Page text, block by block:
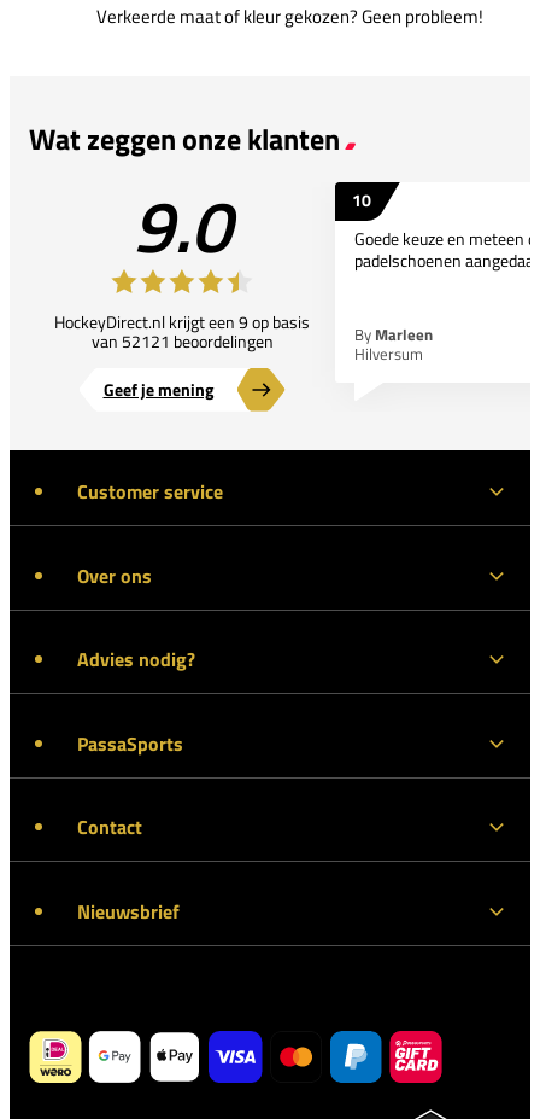
Verkeerde maat of kleur gekozen? Geen probleem!
Wat zeggen onze klanten
9.0
HockeyDirect.nl krijgt een 9 op basis
van 52121 beoordelingen
Geef je mening
10
Goede keuze en meteen
padelschoenen
By Marleen
Hilversum
Customer service
Over ons
Advies nodig?
PassaSports
Contact
Nieuwsbrief